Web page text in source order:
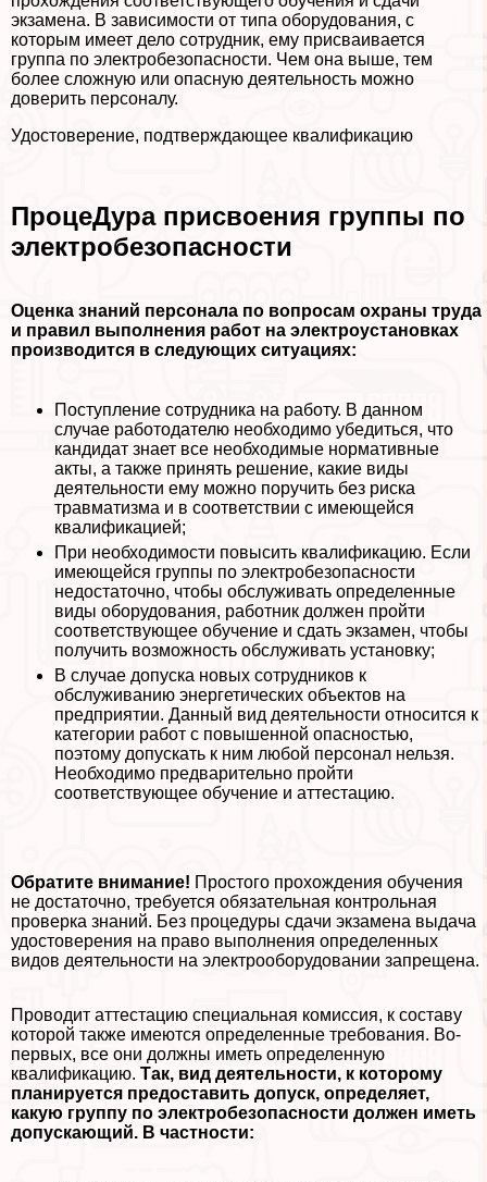
экзамена. В зависимости от типа оборудования, с
которым имеет дело сотрудник, ему присваивается
группа по электробезопасности. Чем она выше, тем
более сложную или опасную деятельность можно
доверить персоналу.
Удостоверение, подтверждающее квалификацию
ПроцеДypa присвоения группы по
электробезопасности
Оценка знаний персонала по вопросам охраны труда
и правил выполнения работ на электроустановках
производится в следующих ситуациях:
Поступление сотрудника на работу. В данном
случае работодателю необходимо убедиться, что
кандидат знает все необходимые нормативные
акты, а также принять решение, какие виды
деятельности ему можно поручить без риска
травматизма и в соответствии с имеющейся
квалификацией;
При необходимости повысить квалификацию. Если
имеющейся группы по электробезопасности
недостаточно, чтобы обслуживать определенные
виды оборудования, работник должен пройти
соответствующее обучение и сдать экзамен, чтобы
получить возможность обслуживать установку;
В случае допуска новых сотрудников к
обслуживанию энергетических объектов на
предприятии. Данный вид деятельности относится к
категории работ с повышенной опасностью,
поэтому допускать к ним любой персонал нельзя.
Необходимо предварительно пройти
соответствующее обучение и аттестацию.
Обратите внимание! Простого прохождения обучения
не достаточно, требуется обязательная контрольная
проверка знаний. Без процедуры сдачи экзамена выдача
удостоверения на право выполнения определенных
видов деятельности на электрооборудовании запрещена.
Проводит аттестацию специальная комиссия, к составу
которой также имеются определенные требования. Во-
первых, все они должны иметь определенную
квалификацию. Так, вид деятельности, к которому
планируется предоставить допуск, определяет,
какую группу по электробезопасности должен иметь
допускающий. В частности: